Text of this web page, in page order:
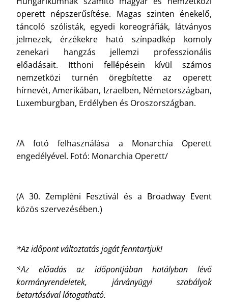
operett népszerűsítése. Magas szinten énekelő,
táncoló szólisták, egyedi koreográfiák, látványos
jelmezek, érzékekre ható színpadkép komoly
zenekari hangzás jellemzi professzionális
előadásait. Itthoni fellépésein kívül számos
nemzetközi turnén öregbítette az operett
hírnevét, Amerikában, Izraelben, Németországban,
Luxemburgban, Erdélyben és Oroszországban.
/A fotó felhasználása a Monarchia Operett
engedélyével. Fotó: Monarchia Operett/
(A 30. Zempléni Fesztivál és a Broadway Event
közös szervezésében.)
*Az időpont változtatás jogát fenntartjuk!
*Az előadás az időpontjában hatályban lévő
kormányrendeletek, járványügyi szabályok
betartásával látogatható.